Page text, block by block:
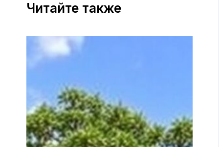
Читайте также